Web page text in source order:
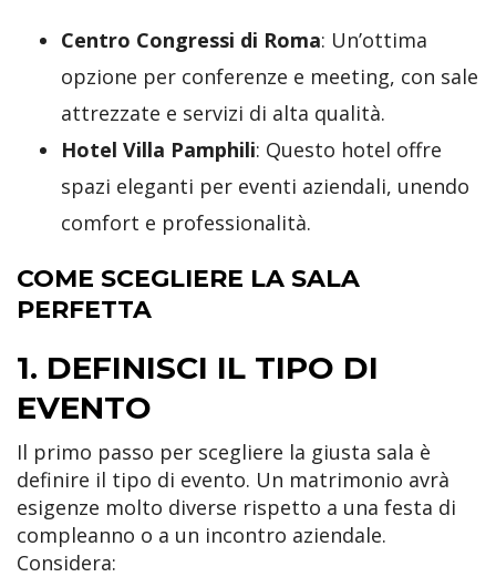
Centro Congressi di Roma: Un’ottima
opzione per conferenze e meeting, con sale
attrezzate e servizi di alta qualità.
Hotel Villa Pamphili: Questo hotel offre
spazi eleganti per eventi aziendali, unendo
comfort e professionalità.
COME SCEGLIERE LA SALA
PERFETTA
1. DEFINISCI IL TIPO DI
EVENTO
Il primo passo per scegliere la giusta sala è
definire il tipo di evento. Un matrimonio avrà
esigenze molto diverse rispetto a una festa di
compleanno o a un incontro aziendale.
Considera: